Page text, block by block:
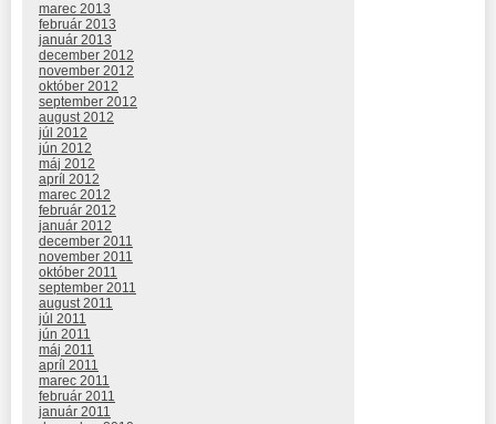
marec 2013
február 2013
január 2013
december 2012
november 2012
október 2012
september 2012
august 2012
júl 2012
jún 2012
máj 2012
apríl 2012
marec 2012
február 2012
január 2012
december 2011
november 2011
október 2011
september 2011
august 2011
júl 2011
jún 2011
máj 2011
apríl 2011
marec 2011
február 2011
január 2011